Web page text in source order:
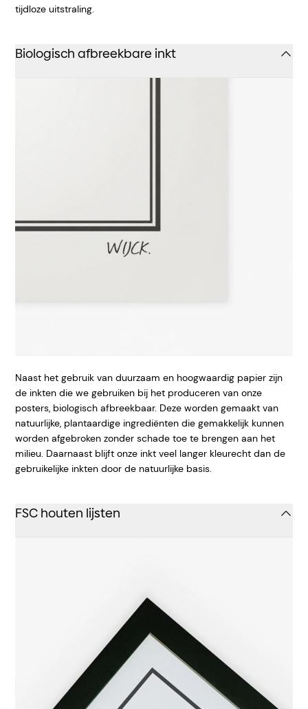
tijdloze uitstraling.
Biologisch afbreekbare inkt
Naast het gebruik van duurzaam en hoogwaardig papier zijn
de inkten die we gebruiken bij het produceren van onze
posters, biologisch afbreekbaar. Deze worden gemaakt van
natuurlijke, plantaardige ingrediënten die gemakkelijk kunnen
worden afgebroken zonder schade toe te brengen aan het
milieu. Daarnaast blijft onze inkt veel langer kleurecht dan de
gebruikelijke inkten door de natuurlijke basis.
FSC houten lijsten